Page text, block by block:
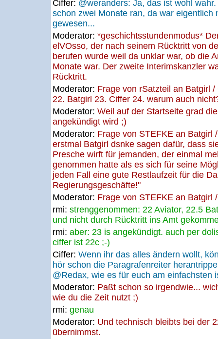
Ciffer: @weranders: Ja, das ist wohl
schon zwei Monate ran, da war eigentlich
gewesen...
Moderator: *geschichtsstundenmodus*
elVOsso, der nach seinem Rücktritt von
berufen wurde weil da unklar war, ob die
Monate war. Der zweite Interimskanzler
Rücktritt.
Moderator: Frage von rSatzteil an Batgirl
22. Batgirl 23. Ciffer 24. warum auch
Moderator: Weil auf der Startseite grad
angekündigt wird ;)
Moderator: Frage von STEFKE an
erstmal Batgirl dsnke sagen dafür, dass
Presche wirft für jemanden, der einmal
genommen hatte als es sich für seine
jeden Fall eine gute Restlaufzeit für die
Regierungsgeschäfte!"
Moderator: Frage von STEFKE an
rmi: strenggenommen: 22 Aviator, 22.5
und nicht durch Rücktritt ins Amt
rmi: aber: 23 is angekündigt. auch per
ciffer ist 22c ;-)
Ciffer: Wenn ihr das alles ändern wollt,
hör schon die Paragrafenreiter
@Redax, wie es für euch am einfachsten
Moderator: Paßt schon so irgendwie...
wie du die Zeit nutzt ;)
rmi: genau
Moderator: Und technisch bleibts bei der
übernimmst.